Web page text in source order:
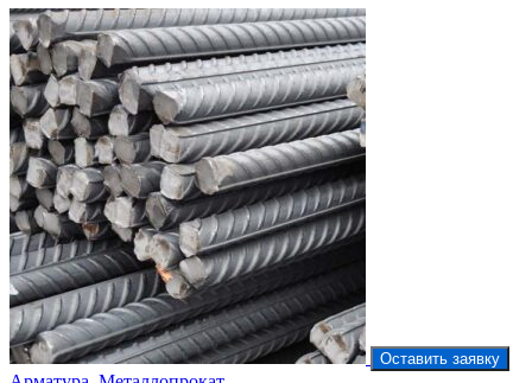
Оставить заявку